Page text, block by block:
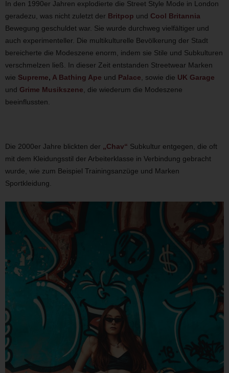
In den 1990er Jahren explodierte die Street Style Mode in London
geradezu, was nicht zuletzt der Britpop und Cool Britannia
Bewegung geschuldet war. Sie wurde durchweg vielfältiger und
auch experimenteller. Die multikulturelle Bevölkerung der Stadt
bereicherte die Modeszene enorm, indem sie Stile und Subkulturen
verschmelzen ließ. In dieser Zeit entstanden Streetwear Marken
wie Supreme, A Bathing Ape und Palace, sowie die UK Garage
und Grime Musikszene, die wiederum die Modeszene
beeinflussten.
Die 2000er Jahre blickten der „Chav“ Subkultur entgegen, die oft
mit dem Kleidungsstil der Arbeiterklasse in Verbindung gebracht
wurde, wie zum Beispiel Trainingsanzüge und Marken
Sportkleidung.